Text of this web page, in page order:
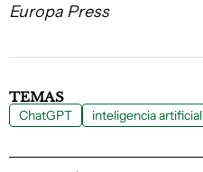
Europa Press
TEMAS
ChatGPT inteligencia artificial